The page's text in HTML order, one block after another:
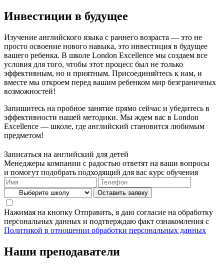
Инвестиции в будущее
Изучение английского языка с раннего возраста — это не
просто освоение нового навыка, это инвестиция в будущее
вашего ребенка. В школе London Excellence мы создаем все
условия для того, чтобы этот процесс был не только
эффективным, но и приятным. Присоединяйтесь к нам, и
вместе мы откроем перед вашим ребенком мир безграничных
возможностей!
Запишитесь на пробное занятие прямо сейчас и убедитесь в
эффективности нашей методики. Мы ждем вас в London
Excellence — школе, где английский становится любимым
предметом!
Записаться на английский для детей
Менеджеры компании с радостью ответят на ваши вопросы
и помогут подобрать подходящий для вас курс обучения
Нажимая на кнопку Отправить, я даю согласие на обработку
персональных данных и подтверждаю факт ознакомления с
Политикой в отношении обработки персональных данных
Наши преподаватели